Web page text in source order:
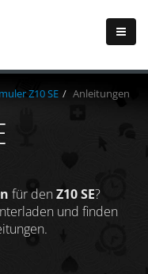
Z10 SE Anleitungen
für den Z10 SE?
und finden